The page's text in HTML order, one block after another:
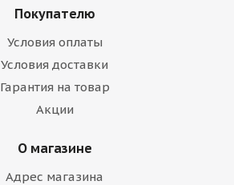
Покупателю
Условия оплаты
Условия доставки
Гарантия на товар
Акции
О магазине
Адрес магазина